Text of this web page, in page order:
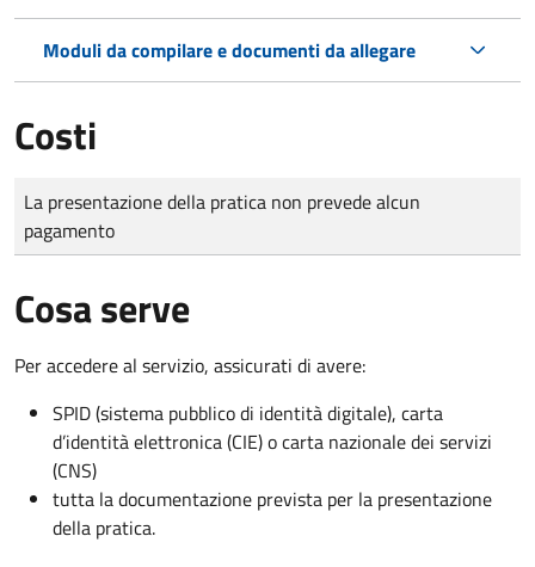
Moduli da compilare e documenti da allegare
Costi
Tipo di pagamento
Importo
La presentazione della pratica non prevede alcun
pagamento
Cosa serve
Per accedere al servizio, assicurati di avere:
SPID (sistema pubblico di identità digitale), carta
d’identità elettronica (CIE) o carta nazionale dei servizi
(CNS)
tutta la documentazione prevista per la presentazione
della pratica.